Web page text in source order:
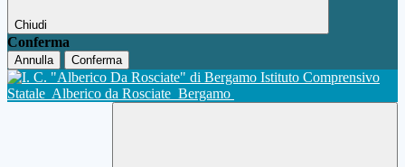
Chiudi
Conferma
Annulla Conferma
Istituto Comprensivo
Statale Alberico da Rosciate Bergamo